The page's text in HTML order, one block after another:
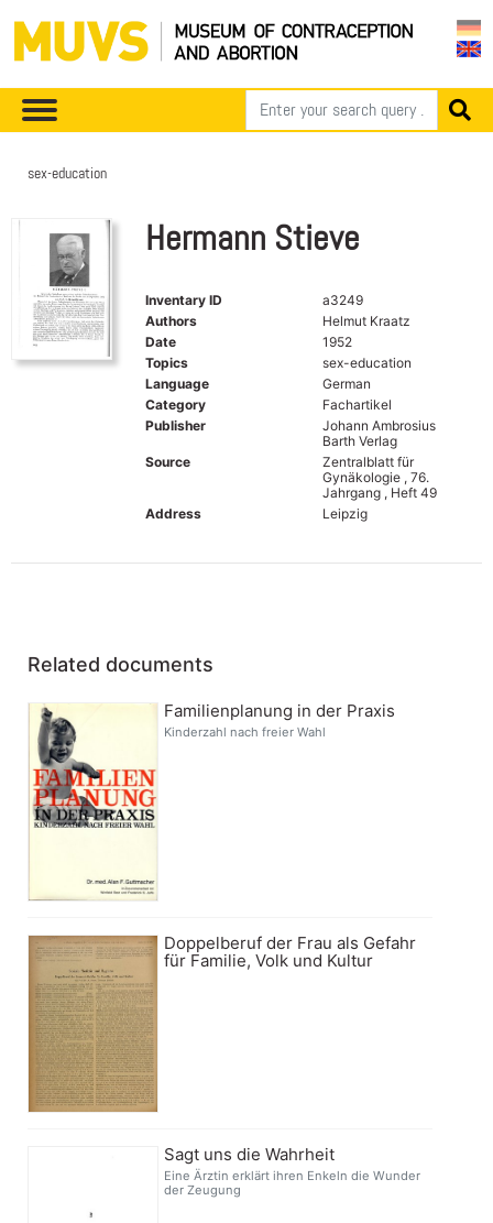
sex-education
Hermann Stieve
Inventary ID
a3249
Authors
Helmut Kraatz
Date
1952
Topics
sex-education
Language
German
Category
Fachartikel
Publisher
Johann Ambrosius
Barth Verlag
Source
Zentralblatt für
Gynäkologie , 76.
Jahrgang , Heft 49
Address
Leipzig
Related documents
Familienplanung in der Praxis
Kinderzahl nach freier Wahl
Doppelberuf der Frau als Gefahr
für Familie, Volk und Kultur
Sagt uns die Wahrheit
Eine Ärztin erklärt ihren Enkeln die Wunder
der Zeugung